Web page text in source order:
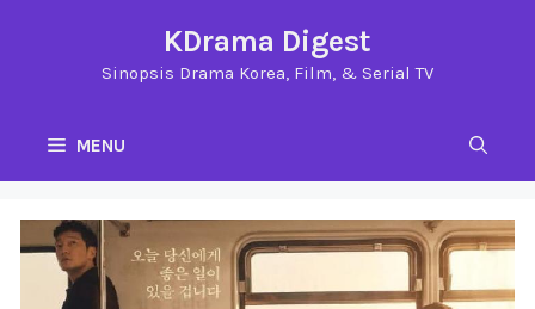
KDrama Digest
Sinopsis Drama Korea, Film, & Serial TV
MENU